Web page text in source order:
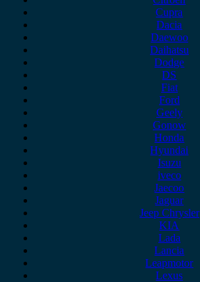
Cupra
Dacia
Daewoo
Daihatsu
Dodge
DS
Fiat
Ford
Geely
Gonow
Honda
Hyundai
Isuzu
iveco
Jaecoo
Jaguar
Jeep Chrysler
KIA
Lada
Lancia
Leapmotor
Lexus